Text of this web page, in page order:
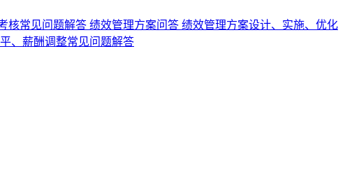
核常见问题解答 绩效管理方案问答 绩效管理方案设计、实施、优化
、薪酬调整常见问题解答